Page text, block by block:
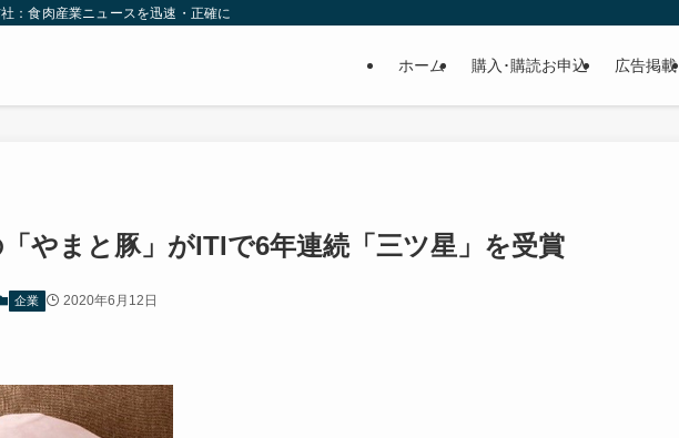
：食肉産業ニュースを迅速・正確に
ホーム 購入･購読お申込 広告掲載
やまと豚」がITIで6年連続「三ツ星」を受賞
企業 2020年6月12日